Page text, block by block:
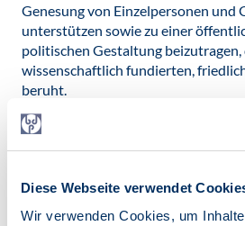
Diese Webseite verwendet
Wir verwenden Cookies, um
Genesung von Einzelpersonen und
unterstützen sowie zu einer
politischen Gestaltung beizutragen,
wissenschaftlich fundierten,
beruht.
Auch lädt sie Psycholog*innen
psychologischen Dimensionen der